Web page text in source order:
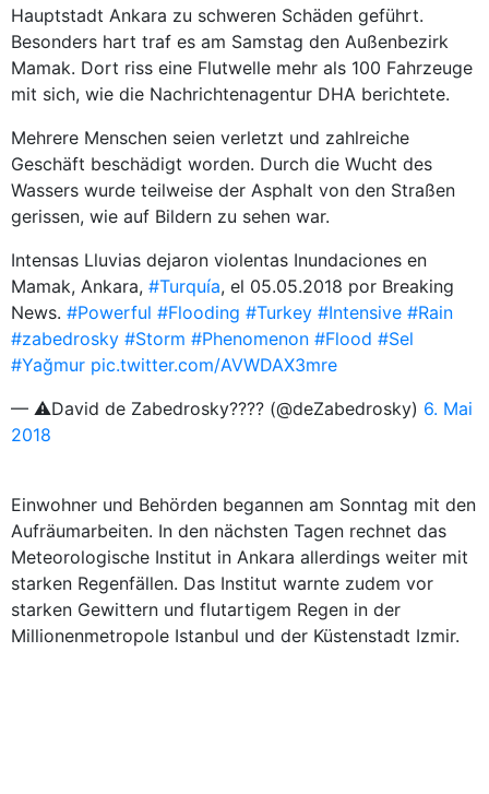
Hauptstadt Ankara zu schweren Schäden geführt.
Besonders hart traf es am Samstag den Außenbezirk
Mamak. Dort riss eine Flutwelle mehr als 100 Fahrzeuge
mit sich, wie die Nachrichtenagentur DHA berichtete.
Mehrere Menschen seien verletzt und zahlreiche
Geschäft beschädigt worden. Durch die Wucht des
Wassers wurde teilweise der Asphalt von den Straßen
gerissen, wie auf Bildern zu sehen war.
Intensas Lluvias dejaron violentas Inundaciones en
Mamak, Ankara, #Turquía, el 05.05.2018 por Breaking
News. #Powerful #Flooding #Turkey #Intensive #Rain
#zabedrosky #Storm #Phenomenon #Flood #Sel
#Yağmur pic.twitter.com/AVWDAX3mre
— ⚠David de Zabedrosky???? (@deZabedrosky) 6. Mai
2018
Einwohner und Behörden begannen am Sonntag mit den
Aufräumarbeiten. In den nächsten Tagen rechnet das
Meteorologische Institut in Ankara allerdings weiter mit
starken Regenfällen. Das Institut warnte zudem vor
starken Gewittern und flutartigem Regen in der
Millionenmetropole Istanbul und der Küstenstadt Izmir.